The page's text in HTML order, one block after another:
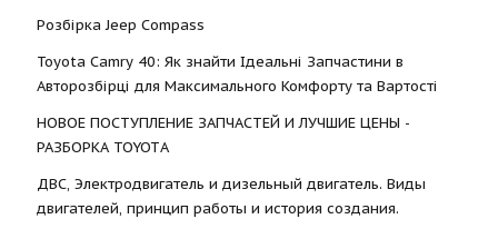
Розбірка Jeep Compass
Toyota Camry 40: Як знайти Ідеальні Запчастини в
Авторозбірці для Максимального Комфорту та Вартості
НОВОЕ ПОСТУПЛЕНИЕ ЗАПЧАСТЕЙ И ЛУЧШИЕ ЦЕНЫ -
РАЗБОРКА TOYOTА
ДВС, Электродвигатель и дизельный двигатель. Виды
двигателей, принцип работы и история создания.